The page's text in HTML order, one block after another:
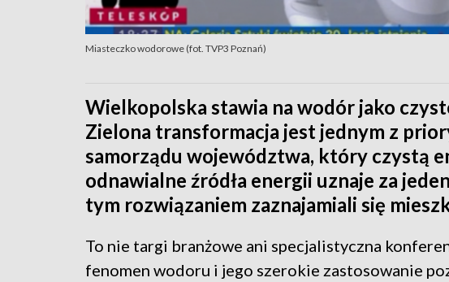
Miasteczko wodorowe (fot. TVP3 Poznań)
Wielkopolska stawia na wodór jako
Zielona transformacja jest jednym z
samorządu województwa, który czystą
odnawialne źródła energii uznaje za
tym rozwiązaniem zaznajamiali się
To nie targi branżowe ani specjalistyczna
fenomen wodoru i jego szerokie zastosowanie